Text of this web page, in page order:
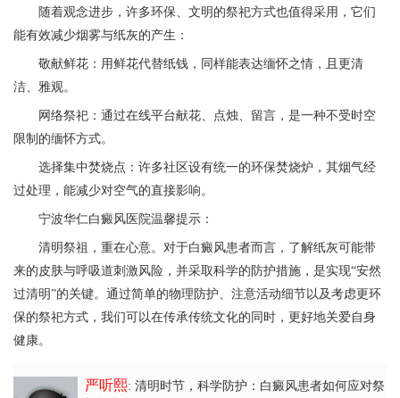
随着观念进步，许多环保、文明的祭祀方式也值得采用，它们
能有效减少烟雾与纸灰的产生：
敬献鲜花：用鲜花代替纸钱，同样能表达缅怀之情，且更清
洁、雅观。
网络祭祀：通过在线平台献花、点烛、留言，是一种不受时空
限制的缅怀方式。
选择集中焚烧点：许多社区设有统一的环保焚烧炉，其烟气经
过处理，能减少对空气的直接影响。
宁波华仁白癜风医院温馨提示：
清明祭祖，重在心意。对于白癜风患者而言，了解纸灰可能带
来的皮肤与呼吸道刺激风险，并采取科学的防护措施，是实现“安然
过清明”的关键。通过简单的物理防护、注意活动细节以及考虑更环
保的祭祀方式，我们可以在传承传统文化的同时，更好地关爱自身
健康。
严听熙: 清明时节，科学防护：白癜风患者如何应对祭